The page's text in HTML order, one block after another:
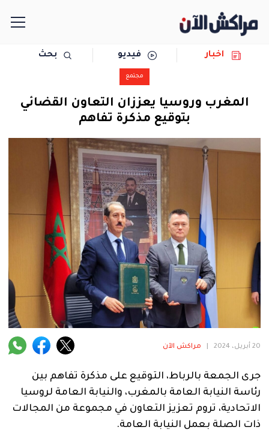
مجتمع
رياضة
فنية
منوعة
آراء
اخبار فيديو بحث
مجتمع
المغرب وروسيا يعززان التعاون القضائي
بتوقيع مذكرة تفاهم
20 أبريل، 2024 مراكش الآن
جرى الجمعة بالرباط، التوقيع على مذكرة تفاهم بين
رئاسة النيابة العامة بالمغرب، والنيابة العامة لروسيا
الاتحادية، تروم تعزيز التعاون في مجموعة من المجالات
ذات الصلة بعمل النيابة العامة.